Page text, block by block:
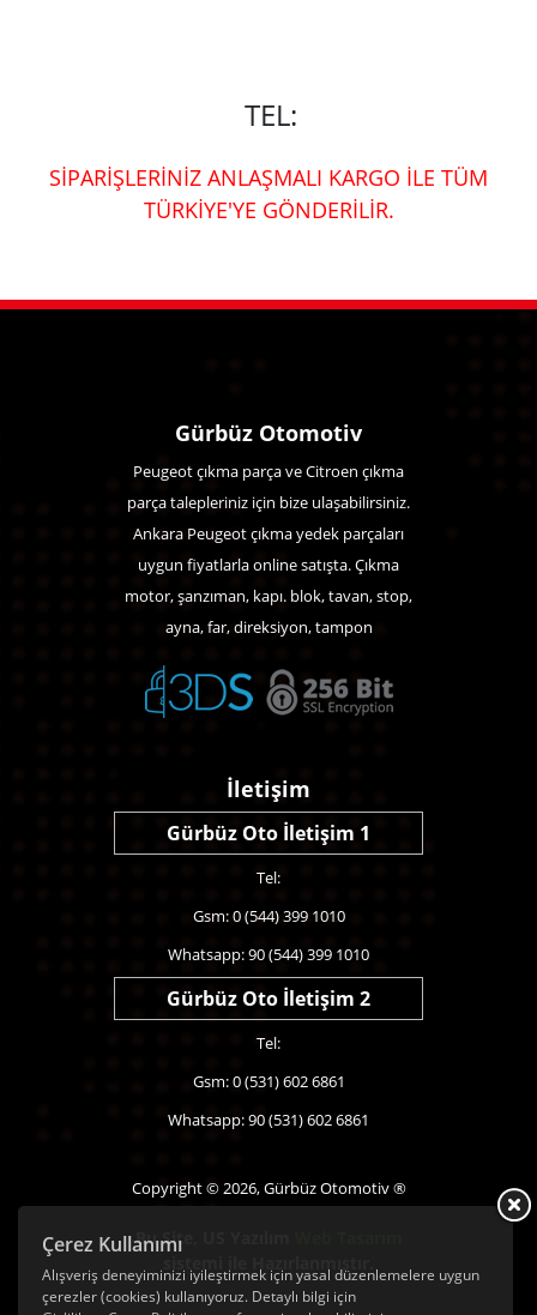
TEL:
SİPARİŞLERİNİZ ANLAŞMALI KARGO İLE TÜM
TÜRKİYE'YE GÖNDERİLİR.
Çerez Kullanımı
Alışveriş deneyiminizi iyileştirmek için yasal düzenlemelere uygun
çerezler (cookies) kullanıyoruz. Detaylı bilgi için
Gürbüz Otomotiv
Peugeot çıkma parça ve Citroen çıkma
parça talepleriniz için bize ulaşabilirsiniz.
Ankara Peugeot çıkma yedek parçaları
uygun fiyatlarla online satışta. Çıkma
motor, şanzıman, kapı. blok, tavan, stop,
ayna, far, direksiyon, tampon
İletişim
Gürbüz Oto İletişim 1
Tel:
Gsm: 0 (544) 399 1010
Whatsapp: 90 (544) 399 1010
Gürbüz Oto İletişim 2
Tel:
Gsm: 0 (531) 602 6861
Whatsapp: 90 (531) 602 6861
Copyright © 2026, Gürbüz Otomotiv ®
Bu Site,